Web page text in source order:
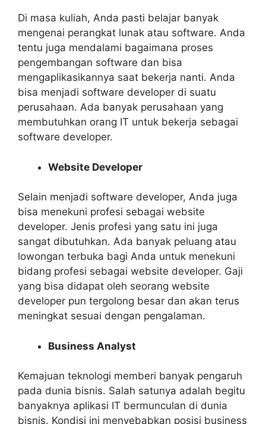
Di masa kuliah, Anda pasti belajar banyak
mengenai perangkat lunak atau software. Anda
tentu juga mendalami bagaimana proses
pengembangan software dan bisa
mengaplikasikannya saat bekerja nanti. Anda
bisa menjadi software developer di suatu
perusahaan. Ada banyak perusahaan yang
membutuhkan orang IT untuk bekerja sebagai
software developer.
Website Developer
Selain menjadi software developer, Anda juga
bisa menekuni profesi sebagai website
developer. Jenis profesi yang satu ini juga
sangat dibutuhkan. Ada banyak peluang atau
lowongan terbuka bagi Anda untuk menekuni
bidang profesi sebagai website developer. Gaji
yang bisa didapat oleh seorang website
developer pun tergolong besar dan akan terus
meningkat sesuai dengan pengalaman.
Business Analyst
Kemajuan teknologi memberi banyak pengaruh
pada dunia bisnis. Salah satunya adalah begitu
banyaknya aplikasi IT bermunculan di dunia
bisnis. Kondisi ini menyebabkan posisi business